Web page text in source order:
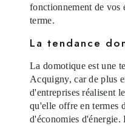
fonctionnement de vos
terme.
La tendance
La domotique est une
Acquigny, car de plus
d'entreprises réalisent
qu'elle offre en termes
d'économies